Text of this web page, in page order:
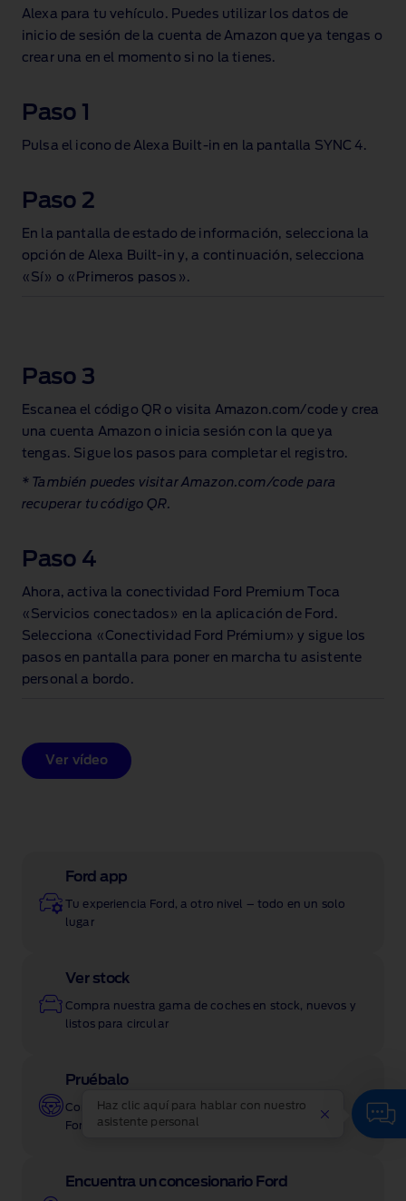
Alexa para tu vehículo. Puedes utilizar los datos de
inicio de sesión de la cuenta de Amazon que ya tengas o
crear una en el momento si no la tienes.
Paso 1
Pulsa el icono de Alexa Built‑in en la pantalla SYNC 4.
Paso 2
En la pantalla de estado de información, selecciona la
opción de Alexa Built‑in y, a continuación, selecciona
«Sí» o «Primeros pasos».
Paso 3
Escanea el código QR o visita Amazon.com/code y crea
una cuenta Amazon o inicia sesión con la que ya
tengas. Sigue los pasos para completar el registro.
* También puedes visitar Amazon.com/code para
recuperar tu código QR.
Paso 4
Ahora, activa la conectividad Ford Premium Toca
«Servicios conectados» en la aplicación de Ford.
Selecciona «Conectividad Ford Prémium» y sigue los
pasos en pantalla para poner en marcha tu asistente
personal a bordo.
Ver vídeo
Ford app
Tu experiencia Ford, a otro nivel – todo en un solo
lugar
Ver stock
Compra nuestra gama de coches en stock, nuevos y
listos para circular
Pruébalo
Concierta una prueba de conducción de tu nuevo
Ford a la hora que más te convenga
Encuentra un concesionario Ford
Haz clic aquí para hablar con nuestro
asistente personal